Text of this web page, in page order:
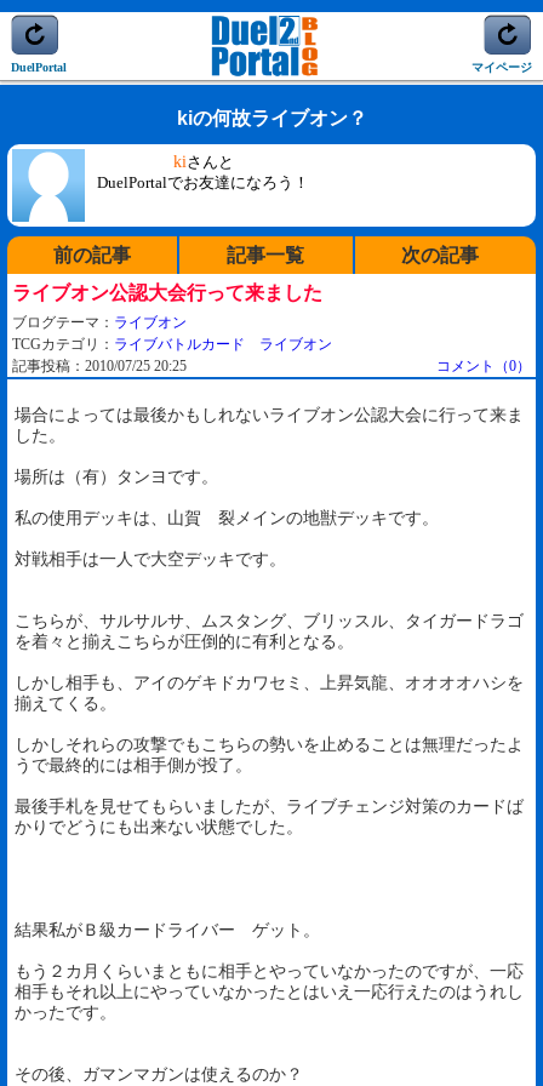
DuelPortal マイページ
kiの何故ライブオン？
kiさんと
DuelPortalでお友達になろう！
前の記事 記事一覧
次の記事
ライブオン公認大会行って来ました
ブログテーマ： ライブオン
TCGカテゴリ： ライブバトルカード ライブオン
記事投稿：2010/07/25 20:25
コメント（0）
場合によっては最後かもしれないライブオン公認大会に行って来ま
した。
場所は（有）タンヨです。
私の使用デッキは、山賀 裂メインの地獣デッキです。
対戦相手は一人で大空デッキです。
こちらが、サルサルサ、ムスタング、ブリッスル、タイガードラゴ
を着々と揃えこちらが圧倒的に有利となる。
しかし相手も、アイのゲキドカワセミ、上昇気龍、オオオオハシを
揃えてくる。
しかしそれらの攻撃でもこちらの勢いを止めることは無理だったよ
うで最終的には相手側が投了。
最後手札を見せてもらいましたが、ライブチェンジ対策のカードば
かりでどうにも出来ない状態でした。
結果私がＢ級カードライバー ゲット。
もう２カ月くらいまともに相手とやっていなかったのですが、一応
相手もそれ以上にやっていなかったとはいえ一応行えたのはうれし
かったです。
その後、ガマンマガンは使えるのか？